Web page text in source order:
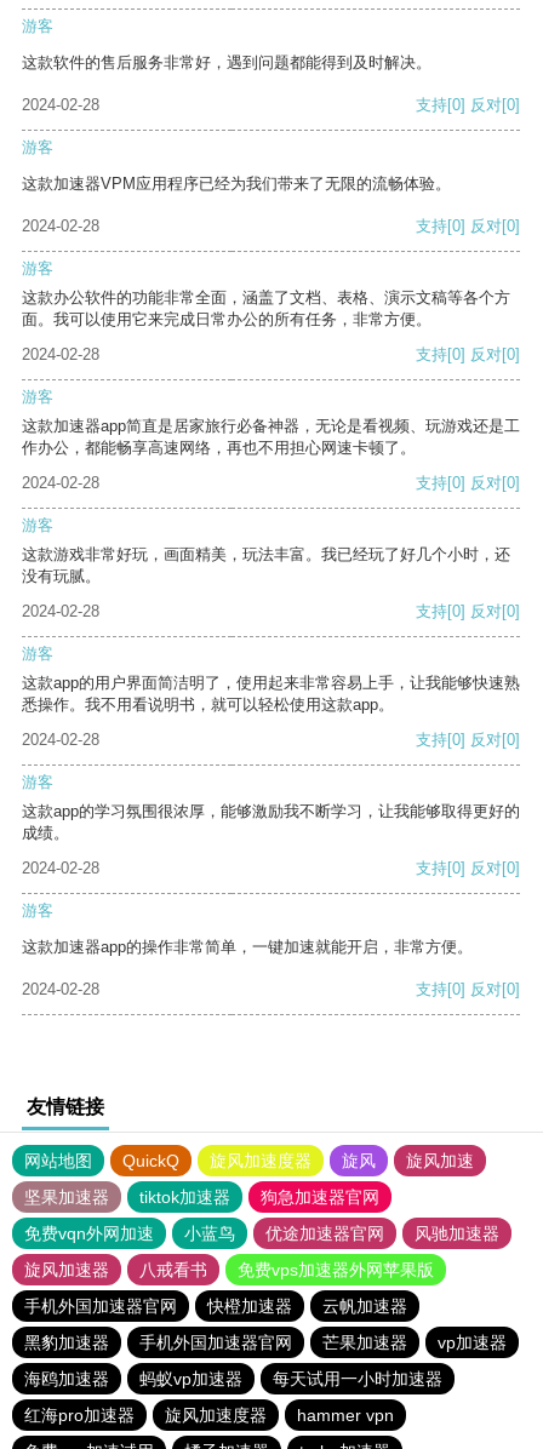
游客
这款软件的售后服务非常好，遇到问题都能得到及时解决。
2024-02-28 支持[0] 反对[0]
游客
这款加速器VPM应用程序已经为我们带来了无限的流畅体验。
2024-02-28 支持[0] 反对[0]
游客
这款办公软件的功能非常全面，涵盖了文档、表格、演示文稿等各个方
面。我可以使用它来完成日常办公的所有任务，非常方便。
2024-02-28
支持[0] 反对[0]
游客
这款加速器app简直是居家旅行必备神器，无论是看视频、玩游戏还是工
作办公，都能畅享高速网络，再也不用担心网速卡顿了。
2024-02-28
支持[0] 反对[0]
游客
这款游戏非常好玩，画面精美，玩法丰富。我已经玩了好几个小时，还
没有玩腻。
2024-02-28
支持[0] 反对[0]
游客
这款app的用户界面简洁明了，使用起来非常容易上手，让我能够快速熟
悉操作。我不用看说明书，就可以轻松使用这款app。
2024-02-28
支持[0] 反对[0]
游客
这款app的学习氛围很浓厚，能够激励我不断学习，让我能够取得更好的
成绩。
2024-02-28
支持[0] 反对[0]
游客
这款加速器app的操作非常简单，一键加速就能开启，非常方便。
2024-02-28 支持[0] 反对[0]
友情链接
网站地图 QuickQ 旋风加速度器 旋风
旋风加速
坚果加速器
tiktok加速器
狗急加速器官网
免费vqn外网加速
小蓝鸟 优途加速器官网
风驰加速器
旋风加速器
八戒看书
免费vps加速器外网苹果版
手机外国加速器官网
快橙加速器
云帆加速器
黑豹加速器
手机外国加速器官网 芒果加速器
vp加速器
海鸥加速器
蚂蚁vp加速器
每天试用一小时加速器
红海pro加速器
旋风加速度器
hammer vpn